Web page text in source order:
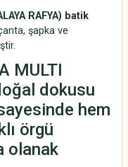
RAFYA) batik
şapka ve
MULTI
dokusu
hem
örgü
olanak